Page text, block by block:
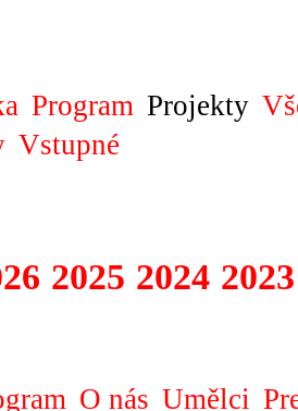
Program Projekty
Vstupné
2025 2024 2023
O nás Umělci